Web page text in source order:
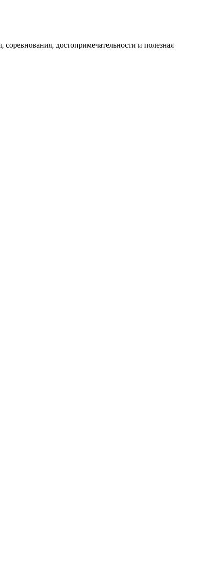
достопримечательности и полезная